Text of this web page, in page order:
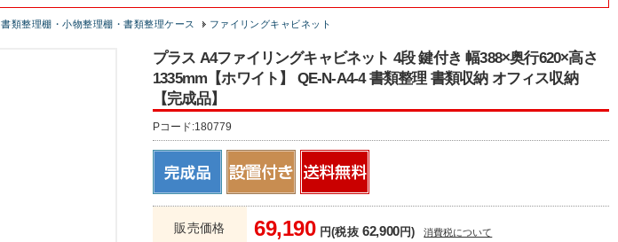
書類整理棚・小物整理棚・書類整理ケース ファイリングキャビネット
プラス A4ファイリングキャビネット 4段 鍵付き 幅388×奥行620×高さ
1335mm【ホワイト】 QE-N-A4-4 書類整理 書類収納 オフィス収納
【完成品】
Pコード:180779
販売価格 69,190円(税抜62,900円) 消費税について